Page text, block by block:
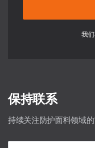
我们
保持联系
持续关注防护面料领域的